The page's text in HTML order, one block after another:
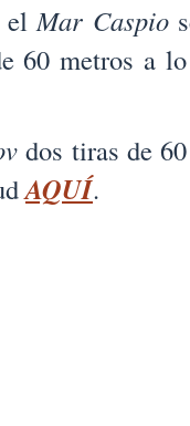
elMar Caspio
60 metros a
dos tiras de
AQUÍ.